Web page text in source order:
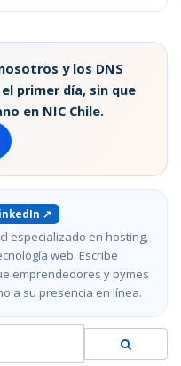
y los DNS
primer día, sin que
en NIC Chile.
↗
especializado en hosting,
web. Escribe
emprendedores y pymes
a su presencia en línea.